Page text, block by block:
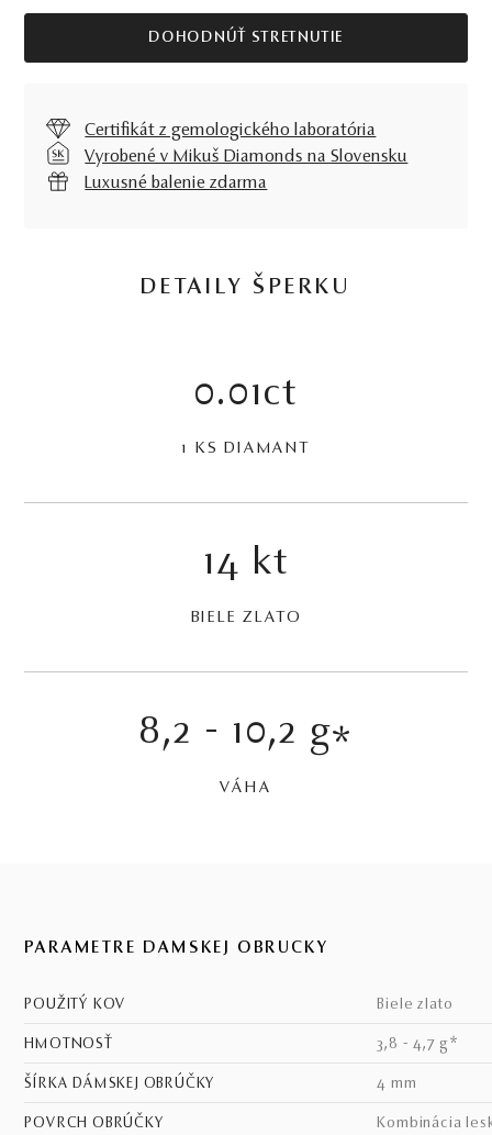
DOHODNÚŤ STRETNUTIE
Certifikát z gemologického laboratória
Vyrobené v Mikuš Diamonds na Slovensku
Luxusné balenie zdarma
DETAILY ŠPERKU
0.01ct
1 KS DIAMANT
14 kt
BIELE ZLATO
8,2 - 10,2 g*
VÁHA
PARAMETRE DÁMSKEJ OBRÚČKY
POUŽITÝ KOV biele zlato
HMOTNOSŤ 3,8 - 4,7 g*
ŠÍRKA DÁMSKEJ OBRÚČKY 4 mm
POVRCH OBRÚČKY kombinácia